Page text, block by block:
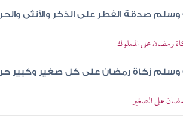
صدقة الفطر على الذكر والأنثى والحر
رمضان على المملوك
وسلم زكاة رمضان على كل صغير وكبير حر
على الصغير